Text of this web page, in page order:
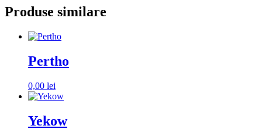
Produse similare
Pertho
0,00 lei
Yekow